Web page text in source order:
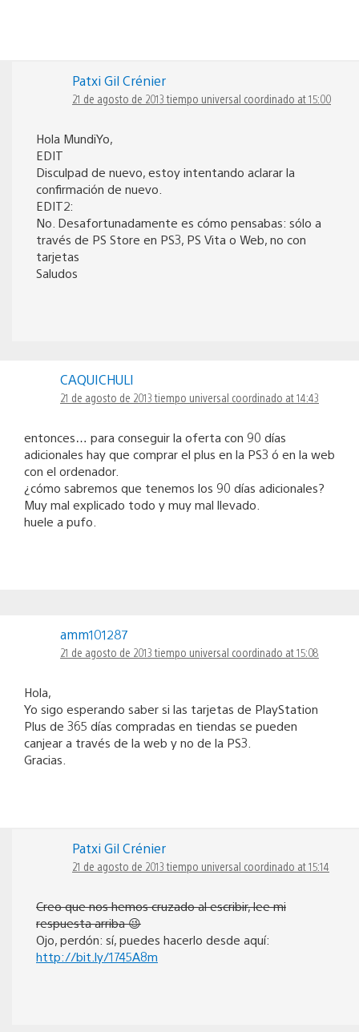
Patxi Gil Crénier
21 de agosto de 2013 tiempo universal coordinado at 15:00
Hola MundiYo,
EDIT
Disculpad de nuevo, estoy intentando aclarar la
confirmación de nuevo.
EDIT2:
No. Desafortunadamente es cómo pensabas: sólo a
través de PS Store en PS3, PS Vita o Web, no con
tarjetas
Saludos
CAQUICHULI
21 de agosto de 2013 tiempo universal coordinado at 14:43
entonces… para conseguir la oferta con 90 días
adicionales hay que comprar el plus en la PS3 ó en la web
con el ordenador.
¿cómo sabremos que tenemos los 90 días adicionales?
Muy mal explicado todo y muy mal llevado.
huele a pufo.
amm101287
21 de agosto de 2013 tiempo universal coordinado at 15:08
Hola,
Yo sigo esperando saber si las tarjetas de PlayStation
Plus de 365 días compradas en tiendas se pueden
canjear a través de la web y no de la PS3.
Gracias.
Patxi Gil Crénier
21 de agosto de 2013 tiempo universal coordinado at 15:14
Creo que nos hemos cruzado al escribir, lee mi
respuesta arriba 😉
Ojo, perdón: sí, puedes hacerlo desde aquí:
http://bit.ly/1745A8m